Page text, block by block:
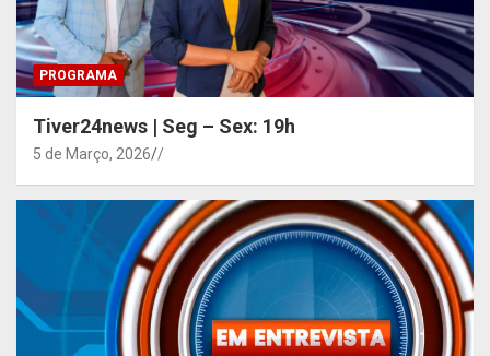
PROGRAMA
Tiver24news | Seg – Sex: 19h
5 de Março, 2026 /